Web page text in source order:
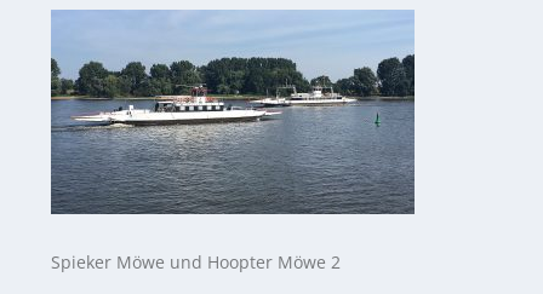
Spieker Möwe und Hoopter Möwe 2